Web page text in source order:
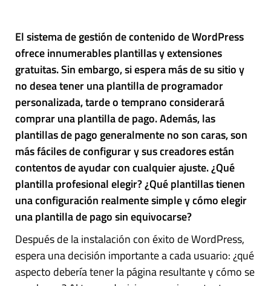
El sistema de gestión de contenido de WordPress
ofrece innumerables plantillas y extensiones
gratuitas. Sin embargo, si espera más de su sitio y
no desea tener una plantilla de programador
personalizada, tarde o temprano considerará
comprar una plantilla de pago. Además, las
plantillas de pago generalmente no son caras, son
más fáciles de configurar y sus creadores están
contentos de ayudar con cualquier ajuste. ¿Qué
plantilla profesional elegir? ¿Qué plantillas tienen
una configuración realmente simple y cómo elegir
una plantilla de pago sin equivocarse?
Después de la instalación con éxito de WordPress,
espera una decisión importante a cada usuario: ¿qué
aspecto debería tener la página resultante y cómo se